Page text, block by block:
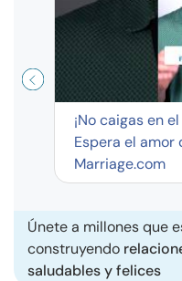
¡No caigas en
Espera el
Marriage.com
Únete a millones que
construyendo
saludables y felices